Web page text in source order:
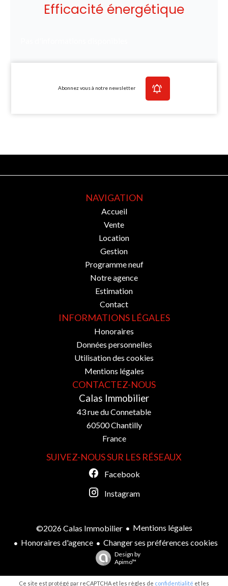
Efficacité énergétique
Abonnez vous à notre newsletter
NAVIGATION
Accueil
Vente
Location
Gestion
Programme neuf
Notre agence
Estimation
Contact
INFORMATIONS LÉGALES
Honoraires
Données personnelles
Utilisation des cookies
Mentions légales
CONTACTEZ-NOUS
Calas Immobilier
43 rue du Connetable
60500Chantilly
France
SUIVEZ-NOUS SUR LES RÉSEAUX
Facebook
Instagram
©2026 Calas Immobilier
Mentions légales
Honoraires d'agence
Changer ses préférences cookies
Design by
Apimo™
Ce site est protégé par reCAPTCHA et les règles de confidentialité et les